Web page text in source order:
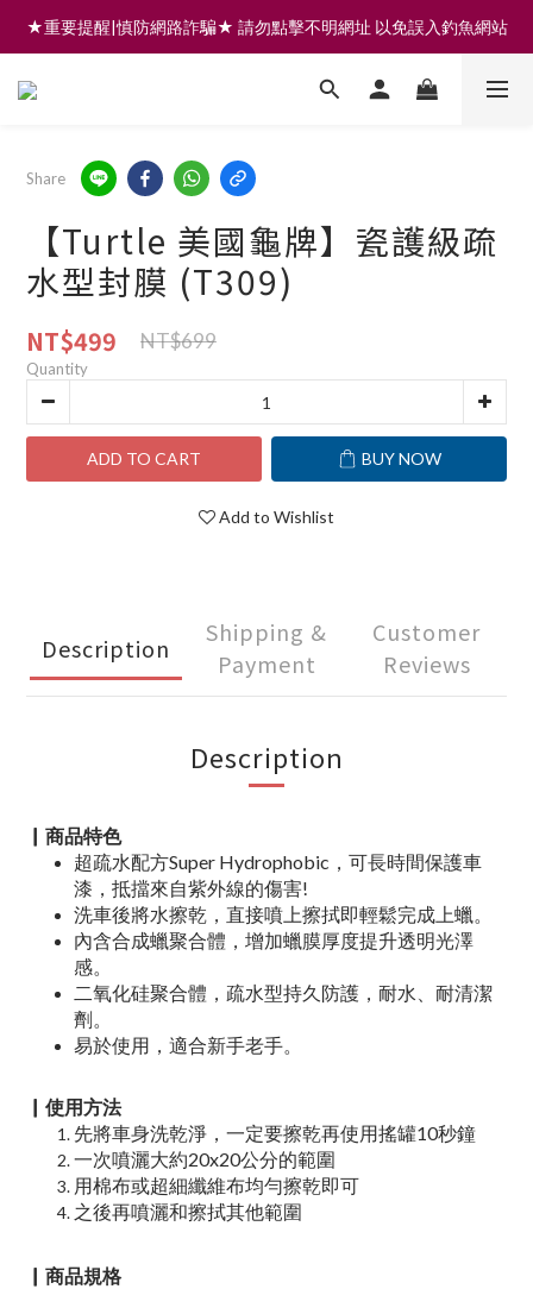
註冊會員享200元購物金 | 全館滿999免運 | 可門市取貨/安裝
★重要提醒|慎防網路詐騙★ 請勿點擊不明網址 以免誤入釣魚網站
註冊會員享200元購物金 | 全館滿999免運 | 可門市取貨/安裝
Share
【Turtle 美國龜牌】瓷護級疏
水型封膜 (T309)
NT$499 NT$699
Quantity
ADD TO CART BUY NOW
Add to Wishlist
Description
Shipping &
Payment
Customer
Reviews
Description
▏商品特色
超疏水配方Super Hydrophobic， 可長時間保護車
漆 ， 抵擋來自紫外線的傷害!
洗車後將水擦乾，直接噴上擦拭即輕鬆完成上蠟。
內含合成蠟聚合體，增加蠟膜厚度提升透明光澤
感。
二氧化硅聚合體，疏水型持久防護，耐水、耐清潔
劑。
易於使用，適合新手老手。
▏使用方法
先將車身洗乾淨，一定要擦乾再使用搖罐10秒鐘
一次噴灑大約20x20公分的範圍
用棉布或超細纖維布均勻擦乾即可
之後再噴灑和擦拭其他範圍
▏商品規格